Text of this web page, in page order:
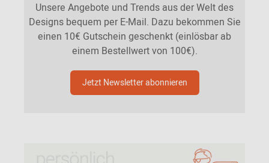
Unsere Angebote und Trends aus der Welt des
Designs bequem per E-Mail. Dazu bekommen Sie
einen 10€ Gutschein geschenkt (einlösbar ab
einem Bestellwert von 100€).
Jetzt Newsletter abonnieren